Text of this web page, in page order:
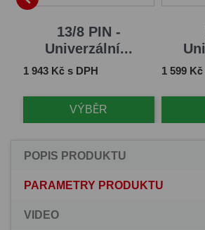
13/8 PIN -
Univerzální...
Cena
1 943 Kč s DPH
VÝBĚR
Cena
1 599
POPIS PRODUKTU
PARAMETRY PRODUKTU
VIDEO